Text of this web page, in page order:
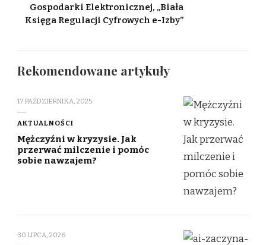
Gospodarki Elektronicznej, „Biała
Księga Regulacji Cyfrowych e-Izby”
Rekomendowane artykuły
17 PAŹDZIERNIKA, 2025
AKTUALNOŚCI
Mężczyźni w kryzysie. Jak
przerwać milczenie i pomóc
sobie nawzajem?
30 LIPCA, 2026